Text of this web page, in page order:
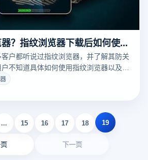
什么是指纹浏览器？指纹浏览器下载后如何使用？
户都听说过指纹浏览器，并了解其防关
不知道具体如何使用指纹浏览器以及它
文将分享云登指纹浏览器的相关使用方
好地利用这项技术。
... 15 16 17 18 19
下一页